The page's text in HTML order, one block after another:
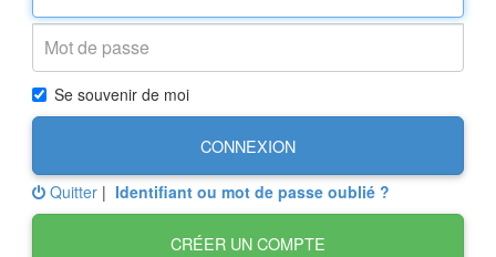
Se souvenir de moi
CONNEXION
Quitter | Identifiant ou mot de passe oublié ?
CRÉER UN COMPTE